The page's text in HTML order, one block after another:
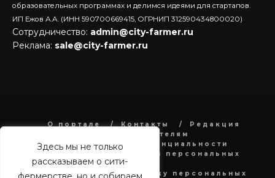
Здесь мы не только
рассказываем о сити-
образовательных программах и делимся идеями для стартапов.
ИП Ежов А.А. (ИНН 590700669415, ОГРНИП 312590434800020)
Сотрудничество: admin@city-farmer.ru
Реклама: sale@city-farmer.ru
О портале Контакты
Редакция
Рекламодателям
Политика конфиденциальности
в отношении обработки персональных
данных
Согласие на обработку персональных